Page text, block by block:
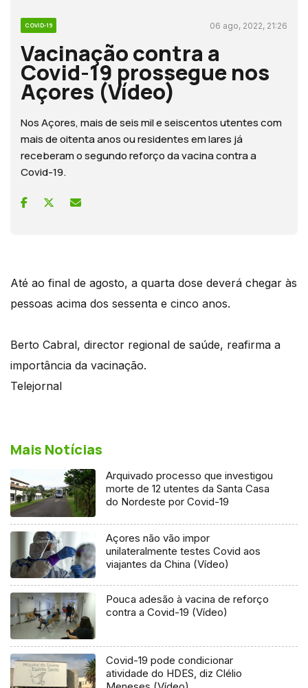
COVID-19 06 ago, 2022, 21:26
Vacinação contra a
Covid-19 prossegue nos
Açores (Vídeo)
Nos Açores, mais de seis mil e seiscentos utentes com
mais de oitenta anos ou residentes em lares já
receberam o segundo reforço da vacina contra a
Covid-19.
Até ao final de agosto, a quarta dose deverá chegar às
pessoas acima dos sessenta e cinco anos.
Berto Cabral, director regional de saúde, reafirma a
importância da vacinação.
Telejornal
Mais Notícias
Arquivado processo que investigou
morte de 12 utentes da Santa Casa
do Nordeste por Covid-19
Açores não vão impor
unilateralmente testes Covid aos
viajantes da China (Vídeo)
Pouca adesão à vacina de reforço
contra a Covid-19 (Vídeo)
Covid-19 pode condicionar
atividade do HDES, diz Clélio